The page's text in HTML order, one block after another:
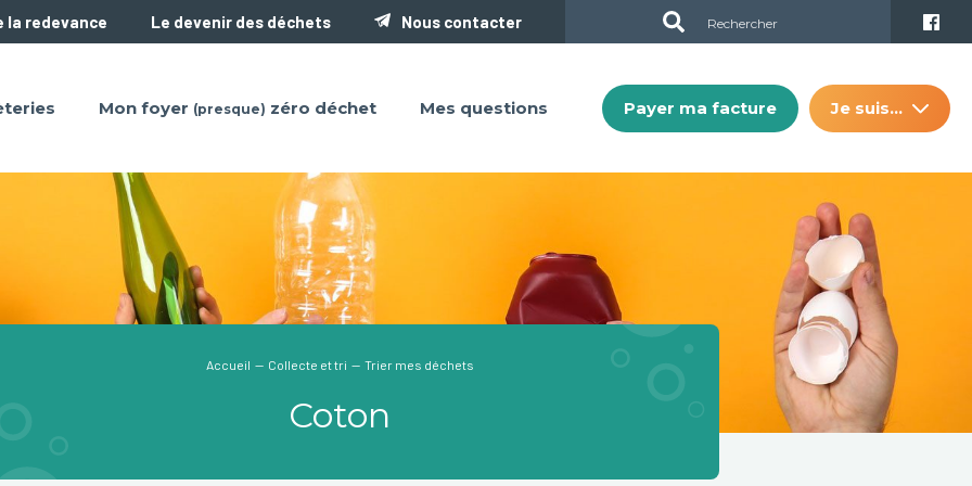
la redevance Le devenir des déchets Nous contacter
Mon foyer (presque) zéro déchet Mes questions Payer ma facture Je suis…
Coton
Accueil — Collecte et tri — Trier mes déchets